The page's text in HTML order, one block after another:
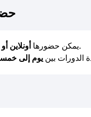
يمكن حضورها أونلاين
.
الدورات بين يوم إلى